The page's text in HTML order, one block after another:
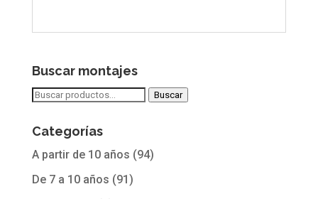
Buscar montajes
Buscar
Buscar
Categorías
A partir de 10 años (94)
De 7 a 10 años (91)